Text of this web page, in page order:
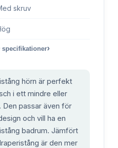
skruv
specifikationer›
hörn är perfekt
i ett mindre eller
passar även för
och vill ha en
badrum. Jämfört
är den mer